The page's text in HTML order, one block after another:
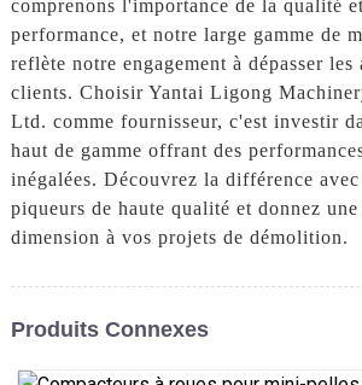
comprenons l'importance de la qualité
performance, et notre large gamme de
reflète notre engagement à dépasser les
clients. Choisir Yantai Ligong
Ltd. comme fournisseur, c'est investir
haut de gamme offrant des
inégalées. Découvrez la différence
piqueurs de haute qualité et donnez
dimension à vos projets de démolition.
Produits Connexes